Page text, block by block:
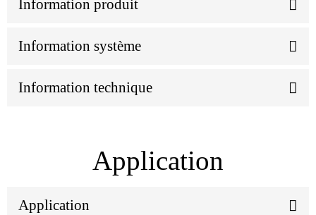
Information produit
Information système
Information technique
Application
Application